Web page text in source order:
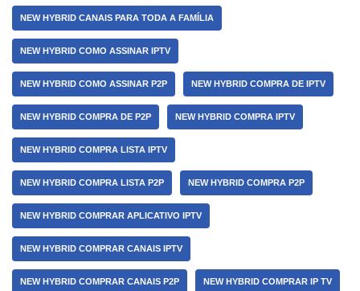
NEW HYBRID CANAIS PARA TODA A FAMÍLIA
NEW HYBRID COMO ASSINAR IPTV
NEW HYBRID COMO ASSINAR P2P NEW HYBRID COMPRA DE IPTV
NEW HYBRID COMPRA DE P2P NEW HYBRID COMPRA IPTV
NEW HYBRID COMPRA LISTA IPTV
NEW HYBRID COMPRA LISTA P2P NEW HYBRID COMPRA P2P
NEW HYBRID COMPRAR APLICATIVO IPTV
NEW HYBRID COMPRAR CANAIS IPTV
NEW HYBRID COMPRAR CANAIS P2P NEW HYBRID COMPRAR IP TV